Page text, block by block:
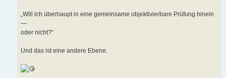
„Will ich überhaupt in eine gemeinsame objektivierbare Prüfung hinein
—
oder nicht?“
Und das ist eine andere Ebene.